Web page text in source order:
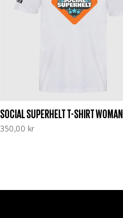
SOCIAL SUPERHELT T-SHIRT WOMAN
350,00 kr